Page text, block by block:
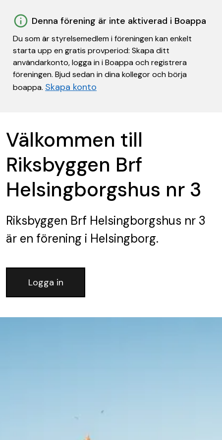
Denna förening är inte aktiverad i Boappa
Du som är styrelsemedlem i föreningen kan enkelt
starta upp en gratis provperiod: Skapa ditt
användarkonto, logga in i Boappa och registrera
föreningen. Bjud sedan in dina kollegor och börja
boappa. Skapa konto
Välkommen till
Riksbyggen Brf
Helsingborgshus nr 3
Riksbyggen Brf Helsingborgshus nr 3
är en förening i Helsingborg.
Logga in